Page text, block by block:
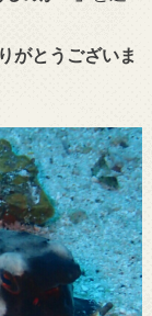
がとうございま